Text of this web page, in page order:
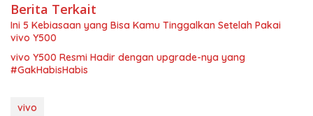
Berita Terkait
Ini 5 Kebiasaan yang Bisa Kamu Tinggalkan Setelah Pakai
vivo Y500
vivo Y500 Resmi Hadir dengan upgrade-nya yang
#GakHabisHabis
vivo